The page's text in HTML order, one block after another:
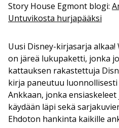
Story House Egmont blogi:
Untuvikosta hurjapääksi
Uusi Disney-kirjasarja
on järeä lukupaketti, jonka
kattauksen rakastettuja
kirja paneutuu
Ankkaan, jonka
käydään läpi sekä
Ehdoton hankinta kaikille